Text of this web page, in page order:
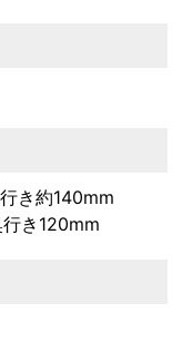
き約140mm
き120mm